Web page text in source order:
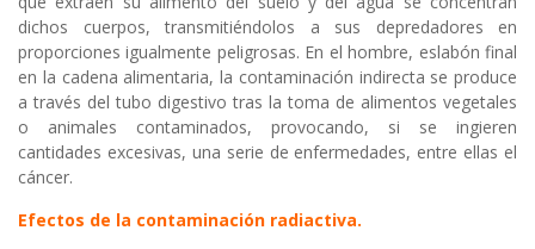
dichos cuerpos, transmitiéndolos a sus depredadores en
proporciones igualmente peligrosas. En el hombre, eslabón final
en la cadena alimentaria, la contaminación indirecta se produce
a través del tubo digestivo tras la toma de alimentos vegetales
o animales contaminados, provocando, si se ingieren
cantidades excesivas, una serie de enfermedades, entre ellas el
cáncer.
Efectos de la contaminación radiactiva.